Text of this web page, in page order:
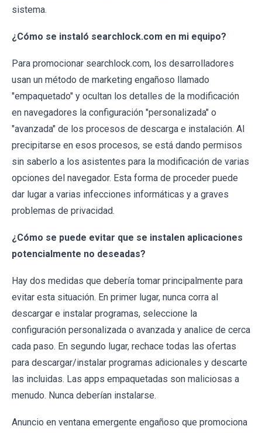
sistema.
¿Cómo se instaló searchlock.com en mi equipo?
Para promocionar searchlock.com, los desarrolladores
usan un método de marketing engañoso llamado
"empaquetado" y ocultan los detalles de la modificación
en navegadores la configuración "personalizada" o
"avanzada" de los procesos de descarga e instalación. Al
precipitarse en esos procesos, se está dando permisos
sin saberlo a los asistentes para la modificación de varias
opciones del navegador. Esta forma de proceder puede
dar lugar a varias infecciones informáticas y a graves
problemas de privacidad.
¿Cómo se puede evitar que se instalen aplicaciones
potencialmente no deseadas?
Hay dos medidas que debería tomar principalmente para
evitar esta situación. En primer lugar, nunca corra al
descargar e instalar programas, seleccione la
configuración personalizada o avanzada y analice de cerca
cada paso. En segundo lugar, rechace todas las ofertas
para descargar/instalar programas adicionales y descarte
las incluidas. Las apps empaquetadas son maliciosas a
menudo. Nunca deberían instalarse.
Anuncio en ventana emergente engañoso que promociona